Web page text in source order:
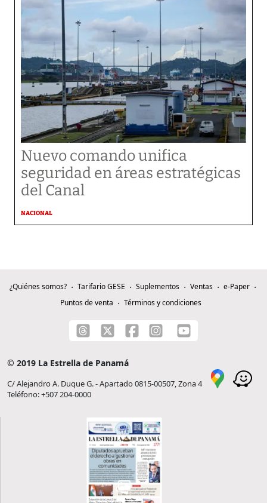
Nuevo comando unifica
seguridad en áreas estratégicas
del Canal
NACIONAL
¿Quiénes somos? Tarifario GESE Suplementos Ventas
e-Paper
Puntos de venta
Términos y condiciones
© 2019 La Estrella de Panamá
C/ Alejandro A. Duque G. - Apartado 0815-00507, Zona 4
Teléfono: +507 204-0000